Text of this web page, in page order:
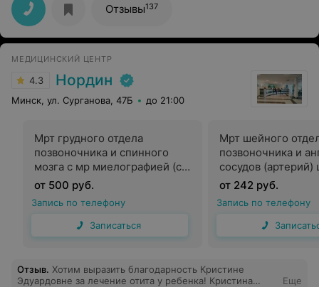
Отзывы137
МЕДИЦИНСКИЙ ЦЕНТР
4.3 Нордин
Минск, ул. Сурганова, 47Б до 21:00
Мрт грудного отдела
позвоночника и спинного
мозга с мр миелографией (с
контрастным усилением)
от 500 руб.
Запись по телефону
Записаться
Мрт шейного
позвоночника и
сосудов (артерий)
контрастного
от 242 руб.
Запись по телефону
Отзыв. Хотим выразить благодарность Кристине
Эдуардовне за лечение отита у ребенка! Кристина
Еще